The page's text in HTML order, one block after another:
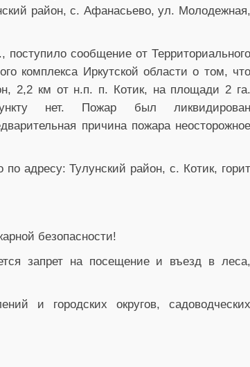
район, с. Афанасьево, ул. Молодежная,
поступило сообщение от Территориального
комплекса Иркутской области о том, что
2,2 км от н.п. п. Котик, на площади 2 га.
нет. Пожар был ликвидирован
причина пожара
адресу: Тулунский район, с. Котик, горит
безопасности!
запрет на посещение и въезд в леса,
и городских округов, садоводческих